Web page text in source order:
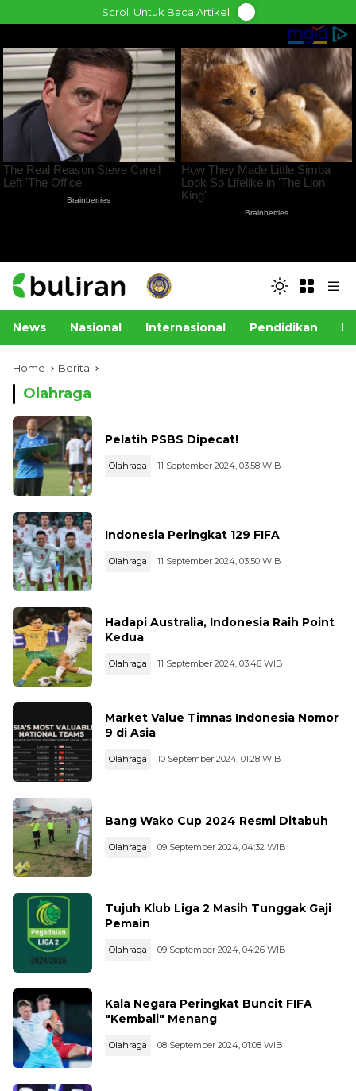
to
Scroll Untuk Baca Artikel
News Nasional Internasional Pendidikan
Home Berita
Olahraga
Pelatih PSBS Dipecat!
Olahraga 11 September 2024, 03:58 WIB
Indonesia Peringkat 129 FIFA
Olahraga 11 September 2024, 03:50 WIB
Hadapi Australia, Indonesia Raih Point
Kedua
Olahraga 11 September 2024, 03:46 WIB
Market Value Timnas Indonesia Nomor
9 di Asia
Olahraga 10 September 2024, 01:28 WIB
Bang Wako Cup 2024 Resmi Ditabuh
Olahraga 09 September 2024, 04:32 WIB
Tujuh Klub Liga 2 Masih Tunggak Gaji
Pemain
Olahraga 09 September 2024, 04:26 WIB
Kala Negara Peringkat Buncit FIFA
"Kembali" Menang
Olahraga 08 September 2024, 01:08 WIB